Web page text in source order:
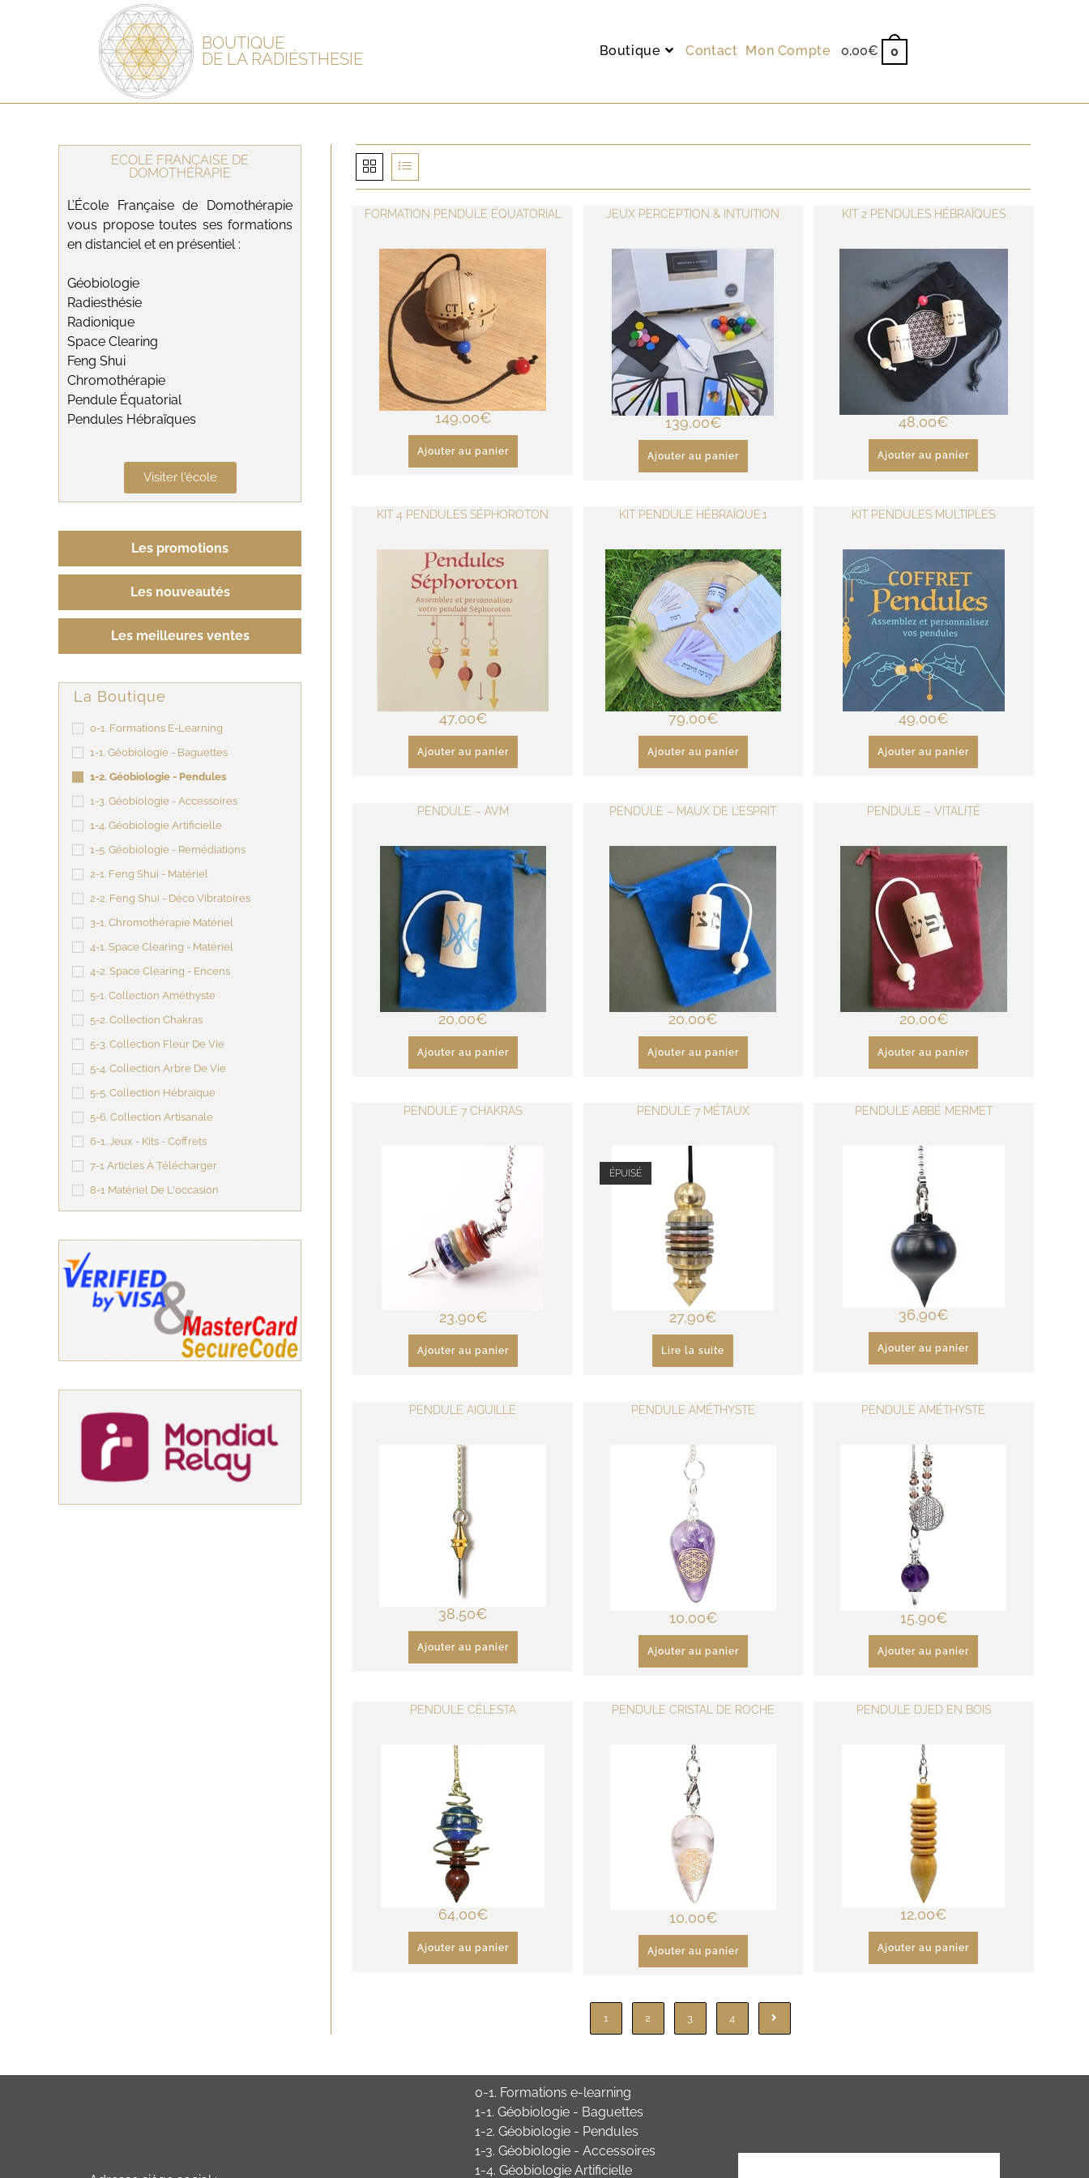
BOUTIQUE
DE LA RADIÉSTHESIE
Boutique Contact Mon Compte 0,00€ 0
FORMATION PENDULE ÉQUATORIAL
149,00€
Ajouter au panier
JEUX PERCEPTION & INTUITION
139,00€
Ajouter au panier
KIT 2 PENDULES HÉBRAÏQUES
48,00€
Ajouter au panier
KIT 4 PENDULES SÉPHOROTON
47,00€
Ajouter au panier
KIT PENDULE HÉBRAÏQUE.1
79,00€
Ajouter au panier
KIT PENDULES MULTIPLES
49,00€
Ajouter au panier
PENDULE – AVM
20,00€
Ajouter au panier
PENDULE – MAUX DE L’ESPRIT
20,00€
Ajouter au panier
PENDULE – VITALITÉ
20,00€
Ajouter au panier
PENDULE 7 CHAKRAS
23,90€
Ajouter au panier
PENDULE 7 MÉTAUX
ÉPUISÉ
27,90€
Lire la suite
PENDULE ABBÉ MERMET
36,90€
Ajouter au panier
PENDULE AIGUILLE
38,50€
Ajouter au panier
PENDULE AMÉTHYSTE
10,00€
Ajouter au panier
PENDULE AMÉTHYSTE
15,90€
Ajouter au panier
PENDULE CÉLESTA
64,00€
Ajouter au panier
PENDULE CRISTAL DE ROCHE
10,00€
Ajouter au panier
PENDULE DJED EN BOIS
12,00€
Ajouter au panier
1 2 3 4
ECOLE FRANÇAISE DE
DOMOTHÉRAPIE
L’École Française de Domothérapie
vous propose toutes ses formations
en distanciel et en présentiel :
Géobiologie
Radiesthésie
Radionique
Space Clearing
Feng Shui
Chromothérapie
Pendule Équatorial
Pendules Hébraïques
Visiter l'école
Les promotions
Les nouveautés
Les meilleures ventes
La Boutique
0-1. Formations E-Learning
1-1. Géobiologie - Baguettes
1-2. Géobiologie - Pendules
1-3. Géobiologie - Accessoires
1-4. Géobiologie Artificielle
1-5. Géobiologie - Remédiations
2-1. Feng Shui - Matériel
2-2. Feng Shui - Déco Vibratoires
3-1. Chromothérapie Matériel
4-1. Space Clearing - Matériel
4-2. Space Clearing - Encens
5-1. Collection Améthyste
5-2. Collection Chakras
5-3. Collection Fleur De Vie
5-4. Collection Arbre De Vie
5-5. Collection Hébraïque
5-6. Collection Artisanale
6-1. Jeux - Kits - Coffrets
7-1 Articles À Télécharger
8-1 Matériel De L'occasion
0-1. Formations e-learning
1-1. Géobiologie - Baguettes
1-2. Géobiologie - Pendules
1-3. Géobiologie - Accessoires
1-4. Géobiologie Artificielle